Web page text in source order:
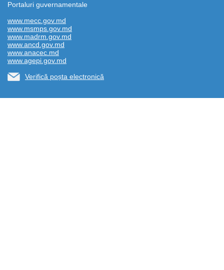
Portaluri guvernamentale
www.mecc.gov.md
www.msmps.gov.md
www.madrm.gov.md
www.ancd.gov.md
www.anacec.md
www.agepi.gov.md
Verifică poșta electronică